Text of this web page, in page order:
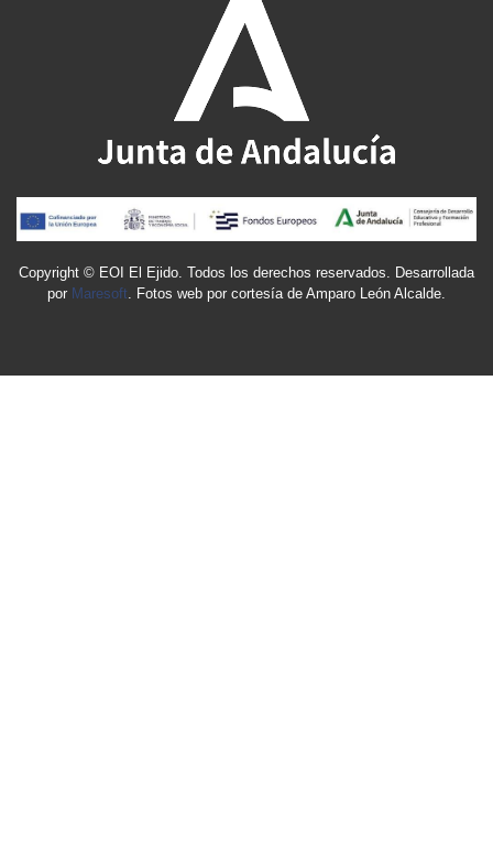
Copyright © EOI El Ejido. Todos los derechos reservados. Desarrollada
por Maresoft. Fotos web por cortesía de Amparo León Alcalde.